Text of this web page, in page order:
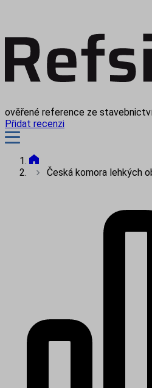
ověřené reference ze
Přidat recenzi
Česká komora lehkých